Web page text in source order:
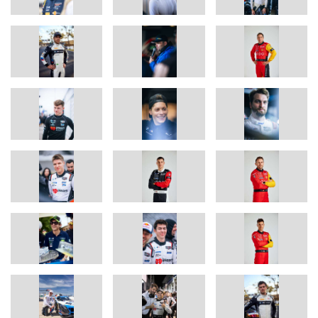
Entsprechend wertvoll ist für uns jeder einzelne unserer
Vorsaison besteht für uns darin, dass wir eine Gruppe aus acht
Spezialisten für den BMW M Hybrid V8 definiert haben, die in der
FIA WEC und der IWSC starten. Unser neuer BMW M4 GT3 EVO
bietet für den kompletten Kader sehr viele Einsatzmöglichkeiten in
aller Welt.“
BMW M Werksfahrer 2025 (in alphabetischer Reihenfolge).
Name Nationalität Geburtsdatum
BMW Fahrer
seit
Bill Auberlen 12.10.1968 1996
Connor De Phillippi 25.12.1992 2018